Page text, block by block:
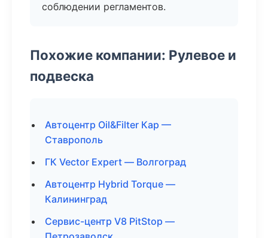
соблюдении регламентов.
Похожие компании: Рулевое и
подвеска
Автоцентр Oil&Filter Кар —
Ставрополь
ГК Vector Expert — Волгоград
Автоцентр Hybrid Torque —
Калининград
Сервис-центр V8 PitStop —